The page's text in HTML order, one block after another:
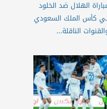
الهلال ضد الخلود
كأس الملك السعودي
الناقلة...